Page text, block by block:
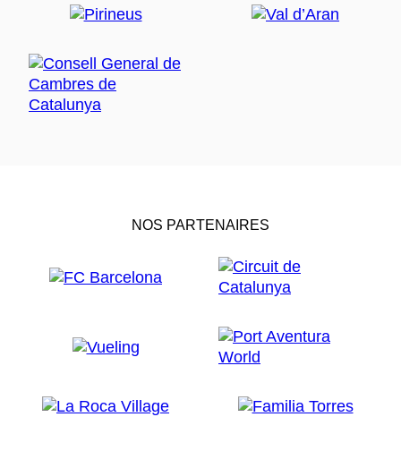
NOS PARTENAIRES